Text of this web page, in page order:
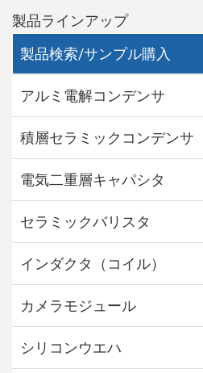
製品ラインアップ
製品検索/サンプル購入
アルミ電解コンデンサ
積層セラミックコンデンサ
電気二重層キャパシタ
セラミックバリスタ
インダクタ（コイル）
カメラモジュール
シリコンウエハ